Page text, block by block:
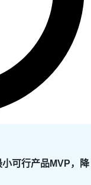
可行产品MVP，降